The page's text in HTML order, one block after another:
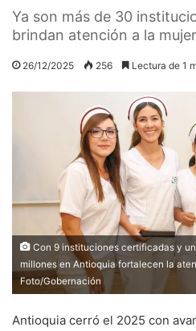
Ya son más de 30
brindan atención a la mujer
26/12/2025 256 Lectura de 1
Con 9 instituciones certificadas y
millones en Antioquia fortalecen la
Foto/Gobernación
Antioquia cerró el 2025 con